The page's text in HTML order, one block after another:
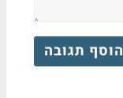
הוסף תגובה